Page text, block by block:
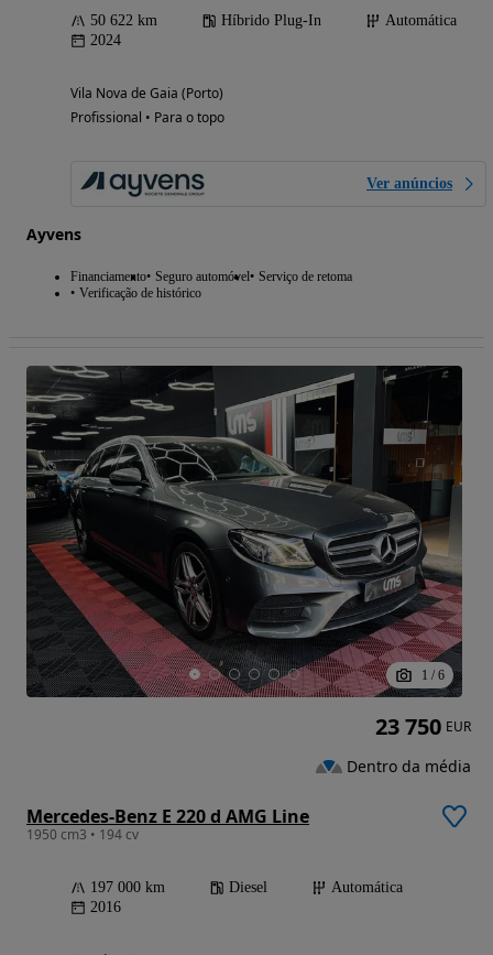
50 622 km Híbrido Plug-In
Automática
2024
Vila Nova de Gaia (Porto)
Profissional • Para o topo
Ver anúncios
Ayvens
Financiamento Seguro automóvel Serviço de retoma
Verificação de histórico
1 / 6
Mercedes-Benz E 220 d AMG Line
1950 cm3 • 194 cv
197 000 km Diesel
Automática
2016
23 750 EUR
Dentro da média